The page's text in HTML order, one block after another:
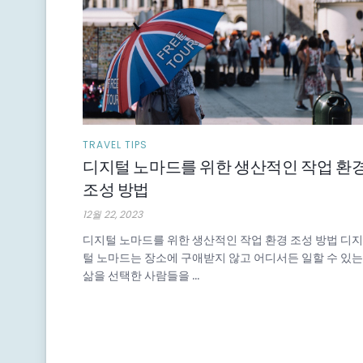
TRAVEL TIPS
디지털 노마드를 위한 생산적인 작업 환
조성 방법
12월 22, 2023
디지털 노마드를 위한 생산적인 작업 환경 조성 방법 디지
털 노마드는 장소에 구애받지 않고 어디서든 일할 수 있는
삶을 선택한 사람들을 ...